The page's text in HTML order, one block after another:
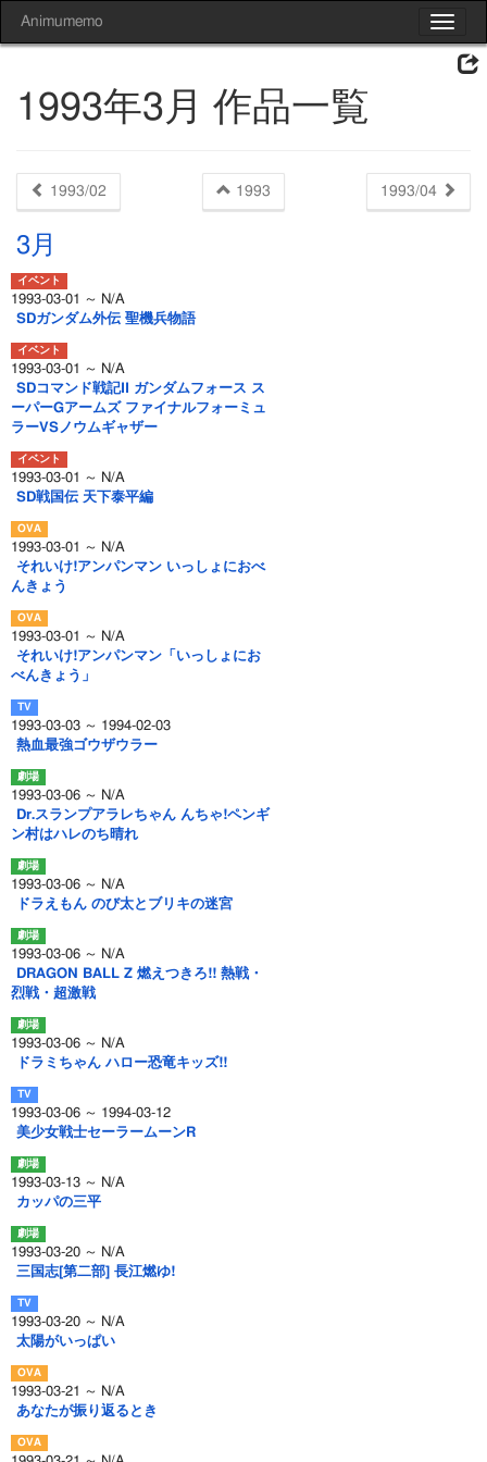
Toggle
Animumemo
1993年3月 作品一覧
1993/02 1993 1993/04
3月
1993-03-01 ～ N/A
SDガンダム外伝 聖機兵物語
1993-03-01 ～ N/A
SDコマンド戦記II ガンダムフォース ス
ーパーGアームズ ファイナルフォーミュ
ラーVSノウムギャザー
1993-03-01 ～ N/A
SD戦国伝 天下泰平編
1993-03-01 ～ N/A
それいけ!アンパンマン いっしょにおべ
んきょう
1993-03-01 ～ N/A
それいけ!アンパンマン「いっしょにお
べんきょう」
1993-03-03 ～ 1994-02-03
熱血最強ゴウザウラー
1993-03-06 ～ N/A
Dr.スランプアラレちゃん んちゃ!ペンギ
ン村はハレのち晴れ
1993-03-06 ～ N/A
ドラえもん のび太とブリキの迷宮
1993-03-06 ～ N/A
DRAGON BALL Z 燃えつきろ!! 熱戦・
烈戦・超激戦
1993-03-06 ～ N/A
ドラミちゃん ハロー恐竜キッズ!!
1993-03-06 ～ 1994-03-12
美少女戦士セーラームーンR
1993-03-13 ～ N/A
カッパの三平
1993-03-20 ～ N/A
三国志[第二部] 長江燃ゆ!
1993-03-20 ～ N/A
太陽がいっぱい
1993-03-21 ～ N/A
あなたが振り返るとき